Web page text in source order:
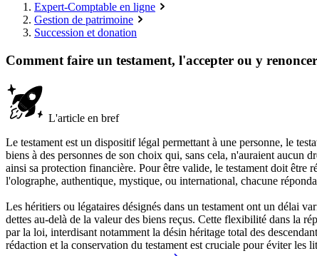
Expert-Comptable en ligne
Gestion de patrimoine
Succession et donation
Comment faire un testament, l'accepter ou y
L'article en bref
Le testament est un dispositif légal permettant à une personne, le
biens à des personnes de son choix qui, sans cela, n'auraient
ainsi sa protection financière. Pour être valide, le testament doit être
l'olographe, authentique, mystique, ou international, chacune
Les héritiers ou légataires désignés dans un testament ont un délai
dettes au-delà de la valeur des biens reçus. Cette flexibilité dans la
par la loi, interdisant notamment la désin héritage total des
rédaction et la conservation du testament est cruciale pour éviter